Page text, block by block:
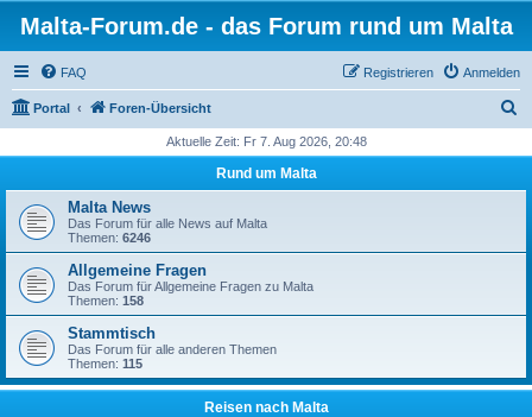
Malta-Forum.de - das Forum rund um Malta
FAQ Anmelden
Registrieren
Portal Foren-Übersicht
h
Aktuelle Zeit: Fr 7. Aug 2026, 20:48
Rund um Malta
Malta News
Das Forum für alle News auf Malta
Themen: 6246
Allgemeine Fragen
Das Forum für Allgemeine Fragen zu Malta
Themen: 158
Stammtisch
Das Forum für alle anderen Themen
Themen: 115
Reisen nach Malta